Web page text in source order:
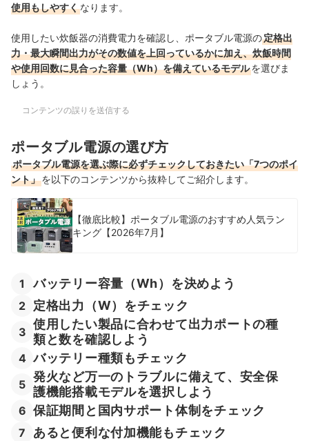
使用もしやすくなります。
使用したい炊飯器の消費電力を確認し、ポータブル電源の定格出
力・最大瞬間出力がその数値を上回っているかに加え、炊飯時間
や使用回数に見合った容量（Wh）を備えているモデルを選びま
しょう。
コンテンツの誤りを送信する
ポータブル電源の選び方
ポータブル電源を選ぶ際に必ずチェックしておきたい「7つのポイ
ント」を以下のコンテンツから抜粋してご紹介します。
【徹底比較】ポータブル電源のおすすめ人気ラン
キング【2026年7月】
1 バッテリー容量（Wh）を決めよう
2 定格出力（W）をチェック
3
使用したい製品に合わせて出力ポートの種
類と数を確認しよう
4 バッテリー種類もチェック
5
発火など万一のトラブルに備えて、安全保
護機能搭載モデルを選択しよう
6 保証期間と国内サポート体制をチェック
7 あると便利な付加機能もチェック